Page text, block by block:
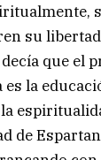
su
que el
la
de